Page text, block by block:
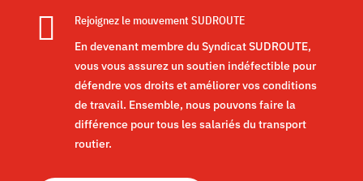

Rejoignez le mouvement SUDROUTE
En devenant membre du Syndicat SUDROUTE,
vous vous assurez un soutien indéfectible pour
défendre vos droits et améliorer vos conditions
de travail. Ensemble, nous pouvons faire la
différence pour tous les salariés du transport
routier.